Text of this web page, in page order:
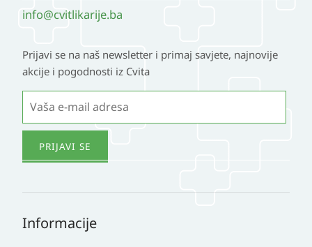
info@cvitlikarije.ba
Prijavi se na naš newsletter i primaj savjete, najnovije
akcije i pogodnosti iz Cvita
Informacije